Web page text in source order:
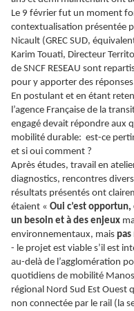
Le 9 février fut un moment
contextualisation présentée
Nicault (GREC SUD,
Karim Touati, Directeur
de SNCF RESEAU sont
pour y apporter des
En postulant et en étant
l’agence Française de la
engagé devait répondre aux
mobilité durable: est-ce
et si oui comment ?
Après études, travail en
diagnostics, rencontres
résultats présentés ont
étaient « Oui c’est
un besoin et à des enjeux
environnementaux, mais
- le projet est viable s’il est
au-delà de l’agglomération
quotidiens de mobilité
régional Nord Sud Est Ouest
non connectée par le rail (la